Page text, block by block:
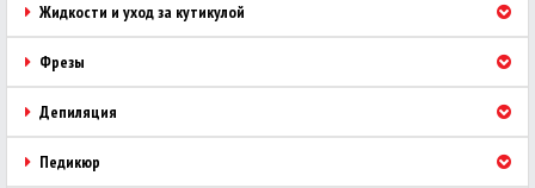
Жидкости и уход за кутикулой
Фрезы
Депиляция
Педикюр